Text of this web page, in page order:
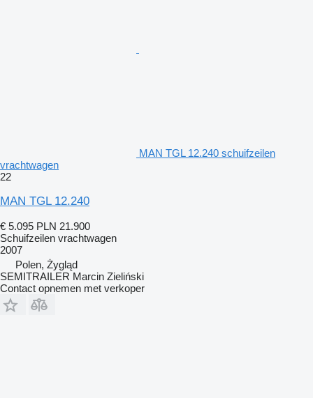
MAN TGL 12.240 schuifzeilen
vrachtwagen
22
MAN TGL 12.240
€ 5.095 PLN 21.900
Schuifzeilen vrachtwagen
2007
Polen, Żygląd
SEMITRAILER Marcin Zieliński
Contact opnemen met verkoper